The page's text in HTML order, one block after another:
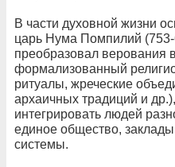
В части духовной жизни
царь Нума Помпилий (753-
преобразовал верования
формализованный
ритуалы, жреческие
архаичных традиций и
интегрировать людей
единое общество,
системы.